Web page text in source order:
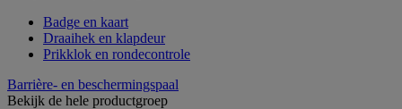
Badge en kaart
Draaihek en klapdeur
Prikklok en rondecontrole
Barrière- en beschermingspaal
Bekijk de hele productgroep